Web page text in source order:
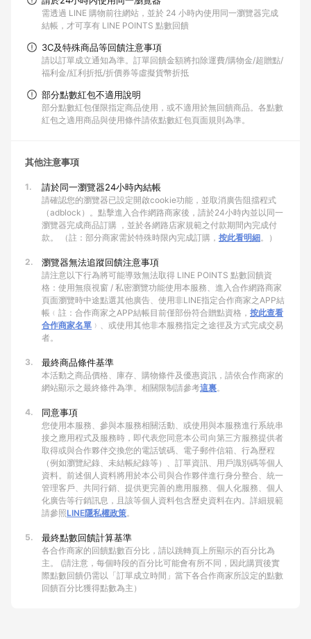
需透過 LINE 購物前往網站，並於 24 小時內使用同一瀏覽器完成
結帳，才可享有 LINE POINTS 點數回饋
3C及特殊商品等回饋注意事項
請以訂單成立通知為準。訂單回饋金額將扣除運費/購物金/超贈點/
福利金/紅利折抵/折價券等虛擬貨幣折抵
部分點數紅包不適用說明
部分點數紅包僅限指定商品使用，或不適用於無回饋商品。各點數
紅包之適用商品與使用條件請依點數紅包頁面規則為準。
其他注意事項
1. 請於同一瀏覽器24小時內結帳
請確認您的瀏覽器已設定開啟cookie功能，並取消廣告阻擋程式
（adblock）。點擊進入合作網路商家後，請於24小時內並以同一
瀏覽器完成商品訂購 ，並於各網路店家規範之付款期間內完成付
款。 （註：部分商家需於特殊時限內完成訂購， 按此看明細。）
2. 瀏覽器無法追蹤回饋注意事項
請注意以下行為將可能導致無法取得 LINE POINTS 點數回饋資
格：使用無痕視窗 / 私密瀏覽功能使用本服務、進入合作網路商家
頁面瀏覽時中途點選其他廣告、使用非LINE指定合作商家之APP結
帳﹙註：合作商家之APP結帳目前僅部份符合贈點資格， 按此查看
合作商家名單 ﹚、或使用其他非本服務指定之途徑及方式完成交易
者。
3. 最終商品條件基準
本活動之商品價格、庫存、購物條件及優惠資訊，請依合作商家的
網站顯示之最終條件為準。相關限制請參考這裏。
4. 同意事項
您使用本服務、參與本服務相關活動、或使用與本服務進行系統串
接之應用程式及服務時，即代表您同意本公司向第三方服務提供者
取得或與合作夥伴交換您的電話號碼、電子郵件信箱、行為歷程
（例如瀏覽紀錄、未結帳紀錄等）、訂單資訊、用戶識別碼等個人
資料。前述個人資料將用於本公司與合作夥伴進行身分整合、統一
管理客戶、共同行銷、提供更完善的應用服務、個人化服務、個人
化廣告等行銷訊息，且該等個人資料包含歷史資料在內。詳細規範
請參照LINE隱私權政策。
5. 最終點數回饋計算基準
各合作商家的回饋點數百分比，請以跳轉頁上所顯示的百分比為
主。 (請注意，每個時段的百分比可能會有所不同，因此購買後實
際點數回饋仍需以「訂單成立時間」當下各合作商家所設定的點數
回饋百分比獲得點數為主）